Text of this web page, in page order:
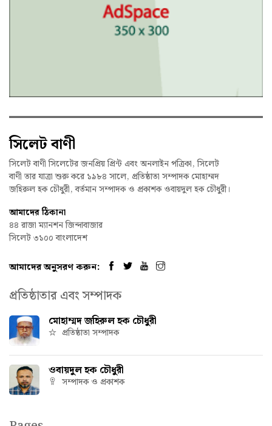
সিলেট বাণী
সিলেট বাণী সিলেটের জনপ্রিয় প্রিন্ট এবং অনলাইন পত্রিকা, সিলেট
বাণী তার যাত্রা শুরু করে ১৯৮৪ সালে, প্রতিষ্ঠাতা সম্পাদক মোহাম্মদ
জহিরুল হক চৌধুরী, বর্তমান সম্পাদক ও প্রকাশক ওবায়দুল হক চৌধুরী।
আমাদের ঠিকানা
৪৪ রাজা ম্যানশন জিন্দাবাজার
সিলেট ৩১০০ বাংলাদেশ
আমাদের অনুসরণ করুন:
প্রতিষ্ঠাতার এবং সম্পাদক
মোহাম্মদ জহিরুল হক চৌধুরী
প্রতিষ্ঠাতা সম্পাদক
ওবায়দুল হক চৌধুরী
সম্পাদক ও প্রকাশক